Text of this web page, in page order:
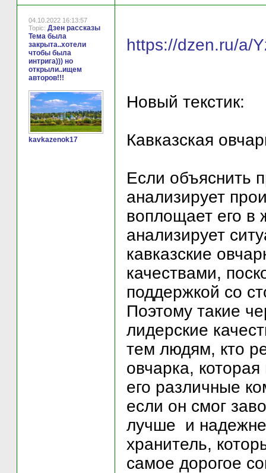
04.10.2022 16:13:57
Topic: Дзен рассказы
Тема была
закрыта..хотели
чтобы была
интрига))) но
открыли..ищем
авторов!!!
kavkazenok17
https://dzen.ru/a/
Новый текстик:
Кавказская
Если объяснить
анализирует
воплощает его в
анализирует
кавказские
качествами,
поддержкой со
Поэтому такие
лидерские
тем людям, кто
овчарка,
его различные
если он смог
лучше и
хранитель,
самое дорогое